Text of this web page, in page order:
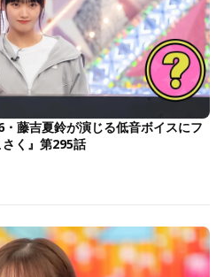
・藤吉夏鈴が演じる低音ボイスにフ
く』第295話